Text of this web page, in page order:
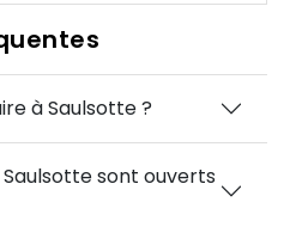
à Saulsotte ?
sont ouverts